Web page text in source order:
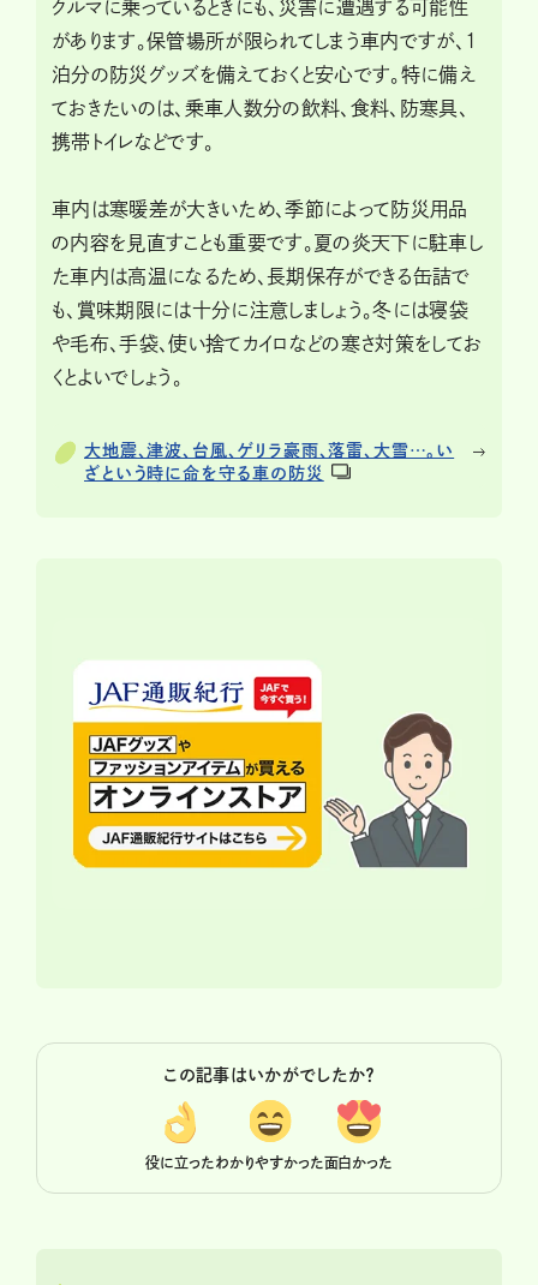
クルマに乗っているときにも、災害に遭遇する可能性
があります。保管場所が限られてしまう車内ですが、1
泊分の防災グッズを備えておくと安心です。特に備え
ておきたいのは、乗車人数分の飲料、食料、防寒具、
携帯トイレなどです。
車内は寒暖差が大きいため、季節によって防災用品
の内容を見直すことも重要です。夏の炎天下に駐車し
た車内は高温になるため、長期保存ができる缶詰で
も、賞味期限には十分に注意しましょう。冬には寝袋
や毛布、手袋、使い捨てカイロなどの寒さ対策をしてお
くとよいでしょう。
大地震、津波、台風、ゲリラ豪雨、落雷、大雪…。い
ざという時に命を守る車の防災
この記事はいかがでしたか？
役に立ったわかりやすかった面白かった